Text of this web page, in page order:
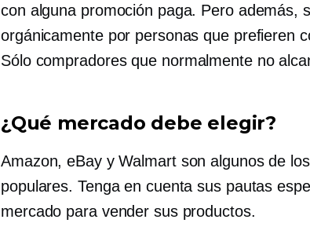
con alguna promoción paga. Pero además,
orgánicamente por personas que prefieren
Sólo compradoresque normalmente no
¿Qué mercado debe elegir?
Amazon, eBay y Walmart son algunos de
populares. Tenga en cuenta sus pautas
mercado para vender sus productos.